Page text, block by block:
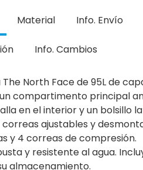
Material Info. Envío
Info. Cambios
North Face de 95L de
compartimento principal
en el interior y un bolsillo
ajustables y
y 4 correas de compresión.
y resistente al agua.
almacenamiento.